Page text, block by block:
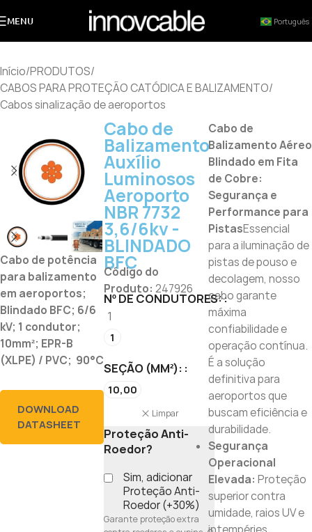
MENU Português
Início/PRODUTOS/
CABOS PARA PROTEÇÃO CATÓDICA E BALIZAMENTO/
Cabos sinalização de aeroportos
Cabo de potência
para balizamento
em aeroportos;
Blindado BFC; 6/6
kV; 1 condutor;
10mm²; EPR-B
(XLPE) / PVC; 90°C
DOWNLOAD
DATASHEET
Cabo de
Balizamento
Auxílio
Luminosos
Aeroporto
NBR 7732
3,6/6kv ­
BLINDADO
BFC
Código do
Produto: 247926
Nº DE CONDUTORES:
1
1
SEÇÃO (MM²):
10,00
Limpar
Proteção Anti-
Roedor?
Sim, adicionar
Proteção Anti-
Roedor (+30%)
Garante proteção extra
Cabo de
Balizamento Aéreo
Blindado em Fita
de Cobre:
Segurança e
Performance para
PistasEssencial
para a iluminação de
pistas de pouso e
decolagem, nosso
cabo garante
máxima
confiabilidade e
operação contínua.
É a solução
definitiva para
aeroportos que
buscam eficiência e
durabilidade.
Segurança
Operacional
Elevada: Proteção
superior contra
umidade, raios UV e